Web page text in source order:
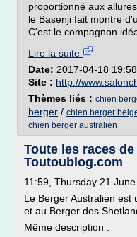
proportionné aux
le Basenji fait montre
C'est le compagnon
Lire la suite
Date: 2017-04-18
Site : http://
Thèmes liés : chien
berger / chien berger
chien berger australien
Toute les races
Toutoublog.com
11:59, Thursday 21
Le Berger Australien est
et au Berger des
Même description .